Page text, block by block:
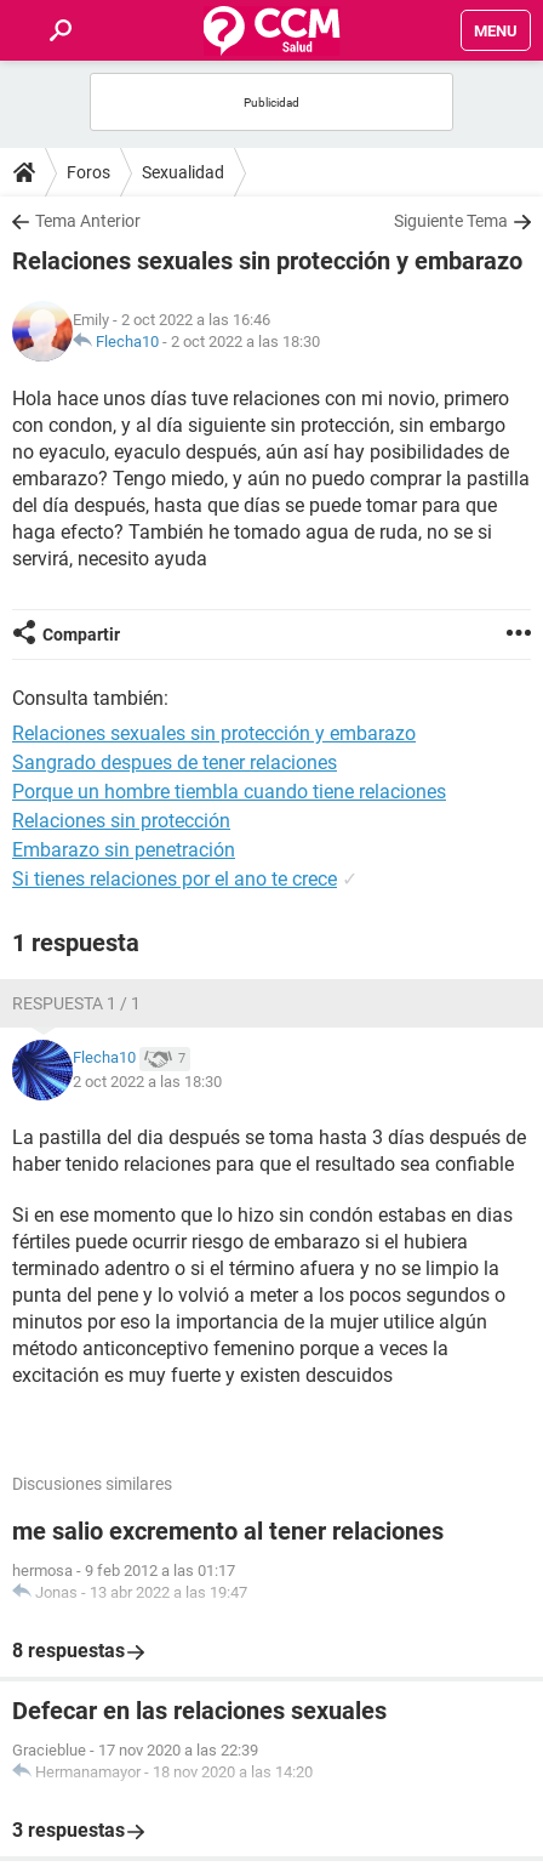
MENU
FOROS
SALUD
NUTRICIÓN
BIENESTAR
SEXUALIDAD
GLOSARIO
Foros Sexualidad
Tema Anterior Siguiente Tema
Relaciones sexuales sin protección y embarazo
Emily - 2 oct 2022 a las 16:46
Flecha10 - 2 oct 2022 a las 18:30
Hola hace unos días tuve relaciones con mi novio, primero
con condon, y al día siguiente sin protección, sin embargo
no eyaculo, eyaculo después, aún así hay posibilidades de
embarazo? Tengo miedo, y aún no puedo comprar la pastilla
del día después, hasta que días se puede tomar para que
haga efecto? También he tomado agua de ruda, no se si
servirá, necesito ayuda
Compartir
Consulta también:
Relaciones sexuales sin protección y embarazo
Sangrado despues de tener relaciones
Porque un hombre tiembla cuando tiene relaciones
Relaciones sin protección
Embarazo sin penetración
Si tienes relaciones por el ano te crece ✓
1 respuesta
RESPUESTA 1 / 1
Flecha10 7
2 oct 2022 a las 18:30
La pastilla del dia después se toma hasta 3 días después de
haber tenido relaciones para que el resultado sea confiable
Si en ese momento que lo hizo sin condón estabas en dias
fértiles puede ocurrir riesgo de embarazo si el hubiera
terminado adentro o si el término afuera y no se limpio la
punta del pene y lo volvió a meter a los pocos segundos o
minutos por eso la importancia de la mujer utilice algún
método anticonceptivo femenino porque a veces la
excitación es muy fuerte y existen descuidos
Discusiones similares
me salio excremento al tener relaciones
hermosa - 9 feb 2012 a las 01:17
Jonas - 13 abr 2022 a las 19:47
8 respuestas
Defecar en las relaciones sexuales
Gracieblue - 17 nov 2020 a las 22:39
Hermanamayor - 18 nov 2020 a las 14:20
3 respuestas